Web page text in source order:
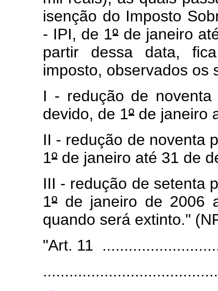
isenção do Imposto
- IPI, de 1ºde janeiro
partir dessa data,
imposto, observados os
I - redução de
devido, de 1º de janeiro
II - redução de noventa
1º de janeiro até 31 de
III - redução de setenta
1º de janeiro de 2006
quando será extinto."
"Art. 11